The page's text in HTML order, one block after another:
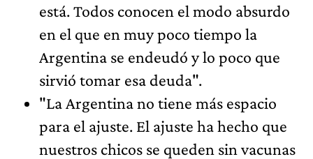
está. Todos conocen el modo absurdo
en el que en muy poco tiempo la
Argentina se endeudó y lo poco que
sirvió tomar esa deuda".
"La Argentina no tiene más espacio
para el ajuste. El ajuste ha hecho que
nuestros chicos se queden sin vacunas